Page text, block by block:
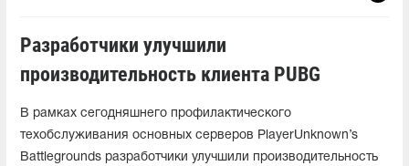
Разработчики улучшили
производительность клиента PUBG
В рамках сегодняшнего профилактического
техобслуживания основных серверов PlayerUnknown’s
Battlegrounds разработчики улучшили производительность